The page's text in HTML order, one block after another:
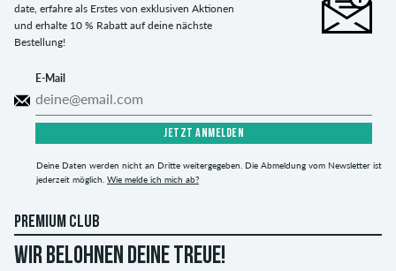
date, erfahre als Erstes von exklusiven Aktionen
und erhalte 10 % Rabatt auf deine nächste
Bestellung!
E-Mail
JETZT ANMELDEN
Deine Daten werden nicht an Dritte weitergegeben. Die Abmeldung vom Newsletter ist
jederzeit möglich. Wie melde ich mich ab?
PREMIUM CLUB
WIR BELOHNEN DEINE TREUE!